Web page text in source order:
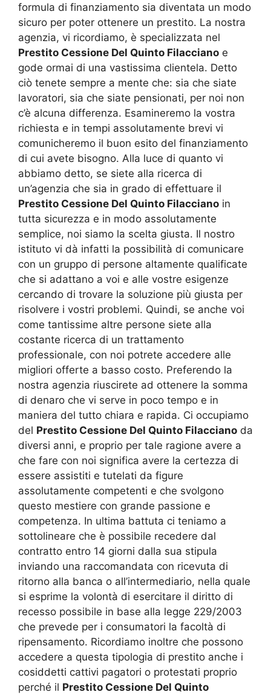
formula di finanziamento sia diventata un modo
sicuro per poter ottenere un prestito. La nostra
agenzia, vi ricordiamo, è specializzata nel
Prestito Cessione Del Quinto Filacciano e
gode ormai di una vastissima clientela. Detto
ciò tenete sempre a mente che: sia che siate
lavoratori, sia che siate pensionati, per noi non
c’è alcuna differenza. Esamineremo la vostra
richiesta e in tempi assolutamente brevi vi
comunicheremo il buon esito del finanziamento
di cui avete bisogno. Alla luce di quanto vi
abbiamo detto, se siete alla ricerca di
un’agenzia che sia in grado di effettuare il
Prestito Cessione Del Quinto Filacciano in
tutta sicurezza e in modo assolutamente
semplice, noi siamo la scelta giusta. Il nostro
istituto vi dà infatti la possibilità di comunicare
con un gruppo di persone altamente qualificate
che si adattano a voi e alle vostre esigenze
cercando di trovare la soluzione più giusta per
risolvere i vostri problemi. Quindi, se anche voi
come tantissime altre persone siete alla
costante ricerca di un trattamento
professionale, con noi potrete accedere alle
migliori offerte a basso costo. Preferendo la
nostra agenzia riuscirete ad ottenere la somma
di denaro che vi serve in poco tempo e in
maniera del tutto chiara e rapida. Ci occupiamo
del Prestito Cessione Del Quinto Filacciano da
diversi anni, e proprio per tale ragione avere a
che fare con noi significa avere la certezza di
essere assistiti e tutelati da figure
assolutamente competenti e che svolgono
questo mestiere con grande passione e
competenza. In ultima battuta ci teniamo a
sottolineare che è possibile recedere dal
contratto entro 14 giorni dalla sua stipula
inviando una raccomandata con ricevuta di
ritorno alla banca o all’intermediario, nella quale
si esprime la volontà di esercitare il diritto di
recesso possibile in base alla legge 229/2003
che prevede per i consumatori la facoltà di
ripensamento. Ricordiamo inoltre che possono
accedere a questa tipologia di prestito anche i
cosiddetti cattivi pagatori o protestati proprio
perché il Prestito Cessione Del Quinto